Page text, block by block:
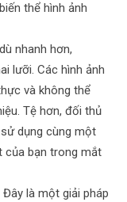
thể hình ảnh
nhanh hơn,
lưỡi. Các hình ảnh
và không thể
Tệ hơn, đối thủ
dụng cùng một
của bạn trong mắt
là một giải pháp